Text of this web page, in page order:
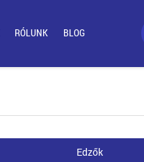
RÓLUNK BLOG
Edzők